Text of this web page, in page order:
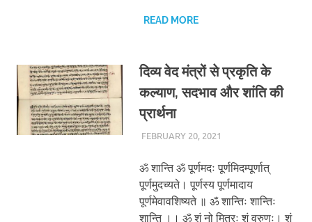
READ MORE
दिव्य वेद मंत्रों से प्रकृति के
कल्याण, सदभाव और शांति की
प्रार्थना
FEBRUARY 20, 2021
ॐ शान्ति ॐ पूर्णमदः पूर्णमिदम्पूर्णात्
पूर्णमुदच्यते। पूर्णस्य पूर्णमादाय
पूर्णमेवावशिष्यते ॥ ॐ शान्तिः शान्तिः
शान्ति ।। ॐ शं नो मित्रः शं वरुणः। शं